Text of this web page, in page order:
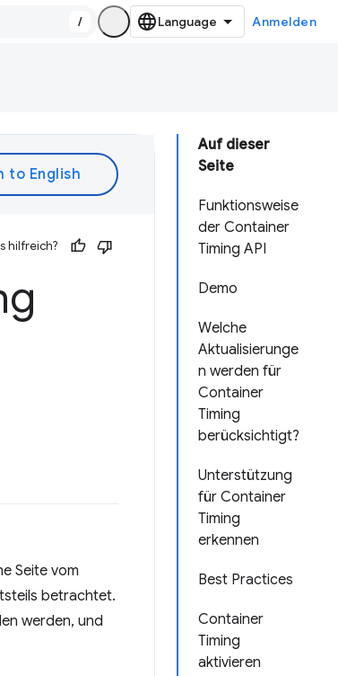
/ Anmelden
Auf dieser
Seite
Funktionsweise
der Container
Timing API
Demo
Welche
Aktualisierunge
n werden für
Container
Timing
berücksichtigt?
Unterstützung
für Container
Timing
erkennen
Best Practices
Container
Timing
aktivieren
hilfreich?
Seite vom
betrachtet.
werden, und